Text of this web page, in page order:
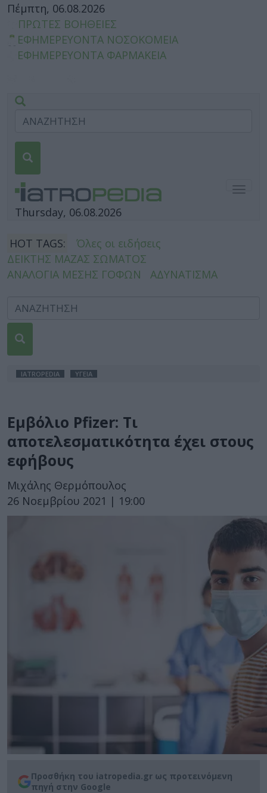
Πέμπτη, 06.08.2026
ΠΡΩΤΕΣ ΒΟΗΘΕΙΕΣ
ΕΦΗΜΕΡΕΥΟΝΤΑ ΝΟΣΟΚΟΜΕΙΑ
ΕΦΗΜΕΡΕΥΟΝΤΑ ΦΑΡΜΑΚΕΙΑ
Thursday, 06.08.2026
HOT TAGS:
Όλες οι ειδήσεις
ΔΕΙΚΤΗΣ ΜΑΖΑΣ ΣΩΜΑΤΟΣ
ΑΝΑΛΟΓΙΑ ΜΕΣΗΣ ΓΟΦΩΝ
ΑΔΥΝΑΤΙΣΜΑ
IATROPEDIA ΥΓΕΙΑ
Εμβόλιο Pfizer: Τι
αποτελεσματικότητα έχει στους
εφήβους
Μιχάλης Θερμόπουλος
26 Νοεμβρίου 2021 | 19:00
Προσθήκη του iatropedia.gr ως προτεινόμενη
πηγή στην Google